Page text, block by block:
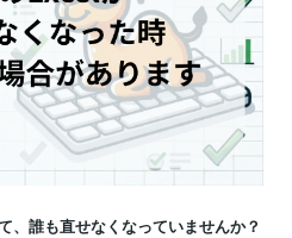
、誰も直せなくなっていませんか？